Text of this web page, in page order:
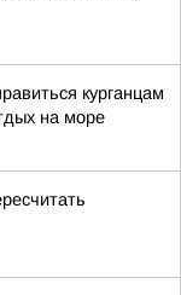
курганцам
на море